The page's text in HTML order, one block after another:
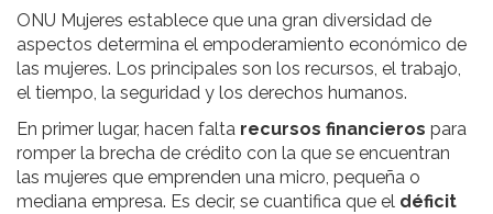
ONU Mujeres establece que una gran diversidad de
aspectos determina el empoderamiento económico de
las mujeres. Los principales son los recursos, el trabajo,
el tiempo, la seguridad y los derechos humanos.
En primer lugar, hacen falta recursos financieros para
romper la brecha de crédito con la que se encuentran
las mujeres que emprenden una micro, pequeña o
mediana empresa. Es decir, se cuantifica que el déficit